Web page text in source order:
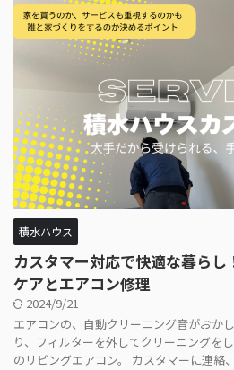
積水ハウス
カスタマー対応で快適な暮らし
ケアとエアコン修理
2024/9/21
エアコンの、自動クリーニング音がおか
り、フィルターを外してクリーニングを
のリビングエアコン。 カスタマーに連絡